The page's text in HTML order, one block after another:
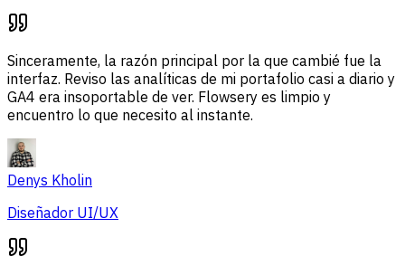
Sinceramente, la razón principal por la que cambié fue la
interfaz. Reviso las analíticas de mi portafolio casi a diario y
GA4 era insoportable de ver. Flowsery es limpio y
encuentro lo que necesito al instante.
Denys Kholin
Diseñador UI/UX